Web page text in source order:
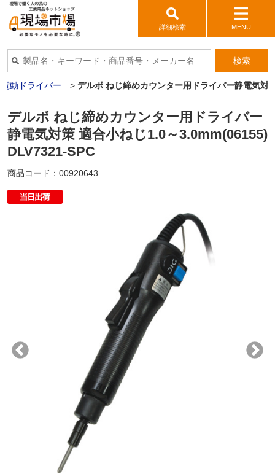
詳細検索 MENU
検索
電動ドライバー > デルボ ねじ締めカウンター用ドライバー静電気
デルボ ねじ締めカウンター用ドライバー
静電気対策 適合小ねじ1.0～3.0mm(06155)
DLV7321-SPC
商品コード： 00920643